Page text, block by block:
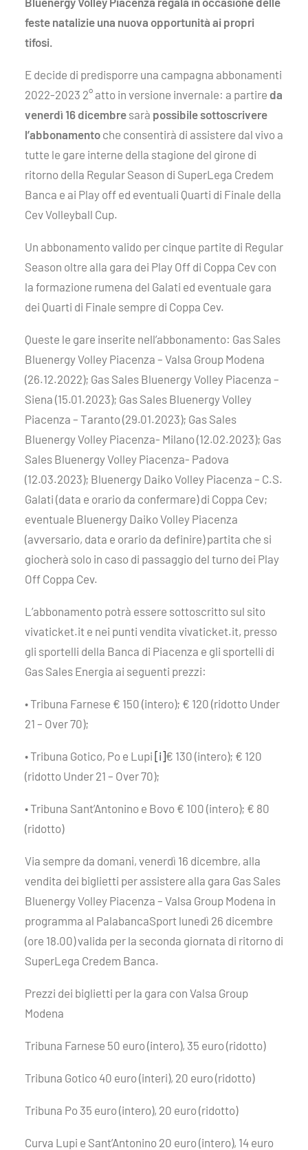
feste natalizie una nuova opportunità ai propri
tifosi.
E decide di predisporre una campagna abbonamenti
2022-2023 2° atto in versione invernale: a partire da
venerdì 16 dicembre sarà possibile sottoscrivere
l’abbonamento che consentirà di assistere dal vivo a
tutte le gare interne della stagione del girone di
ritorno della Regular Season di SuperLega Credem
Banca e ai Play off ed eventuali Quarti di Finale della
Cev Volleyball Cup.
Un abbonamento valido per cinque partite di Regular
Season oltre alla gara dei Play Off di Coppa Cev con
la formazione rumena del Galati ed eventuale gara
dei Quarti di Finale sempre di Coppa Cev.
Queste le gare inserite nell’abbonamento: Gas Sales
Bluenergy Volley Piacenza – Valsa Group Modena
(26.12.2022); Gas Sales Bluenergy Volley Piacenza –
Siena (15.01.2023); Gas Sales Bluenergy Volley
Piacenza – Taranto (29.01.2023); Gas Sales
Bluenergy Volley Piacenza- Milano (12.02.2023); Gas
Sales Bluenergy Volley Piacenza- Padova
(12.03.2023); Bluenergy Daiko Volley Piacenza – C.S.
Galati (data e orario da confermare) di Coppa Cev;
eventuale Bluenergy Daiko Volley Piacenza
(avversario, data e orario da definire) partita che si
giocherà solo in caso di passaggio del turno dei Play
Off Coppa Cev.
L’abbonamento potrà essere sottoscritto sul sito
vivaticket.it e nei punti vendita vivaticket.it, presso
gli sportelli della Banca di Piacenza e gli sportelli di
Gas Sales Energia ai seguenti prezzi:
• Tribuna Farnese € 150 (intero); € 120 (ridotto Under
21 – Over 70);
• Tribuna Gotico, Po e Lupi [i]€ 130 (intero); € 120
(ridotto Under 21 – Over 70);
• Tribuna Sant’Antonino e Bovo € 100 (intero); € 80
(ridotto)
Via sempre da domani, venerdì 16 dicembre, alla
vendita dei biglietti per assistere alla gara Gas Sales
Bluenergy Volley Piacenza – Valsa Group Modena in
programma al PalabancaSport lunedì 26 dicembre
(ore 18.00) valida per la seconda giornata di ritorno di
SuperLega Credem Banca.
Prezzi dei biglietti per la gara con Valsa Group
Modena
Tribuna Farnese 50 euro (intero), 35 euro (ridotto)
Tribuna Gotico 40 euro (interi), 20 euro (ridotto)
Tribuna Po 35 euro (intero), 20 euro (ridotto)
Curva Lupi e Sant’Antonino 20 euro (intero), 14 euro